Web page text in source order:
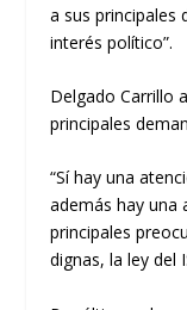
a sus principales
interés político”.
Delgado Carrillo
principales
“Sí hay una
además hay una
principales
dignas, la ley del